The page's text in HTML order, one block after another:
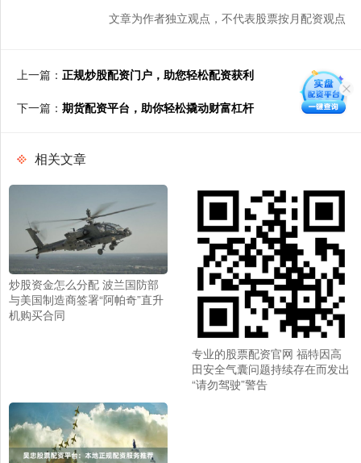
文章为作者独立观点，不代表股票按月配资观点
上一篇： 正规炒股配资门户，助您轻松配资获利
下一篇： 期货配资平台，助你轻松撬动财富杠杆
相关文章
炒股资金怎么分配 波兰国防部
与美国制造商签署“阿帕奇”直升
机购买合同
专业的股票配资官网 福特因高
田安全气囊问题持续存在而发出
“请勿驾驶”警告